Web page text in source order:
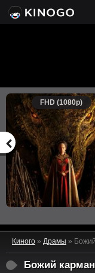
FHD (1080p)
Киного » Драмы »
Божий карман